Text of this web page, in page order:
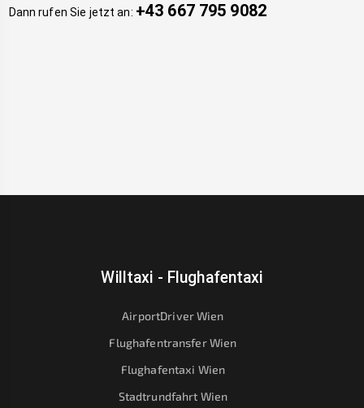
Dann rufen Sie jetzt an: +43 667 795 9082
Willtaxi - Flughafentaxi
AirportDriver Wien
Flughafentransfer Wien
Flughafentaxi Wien
Stadtrundfahrt Wien